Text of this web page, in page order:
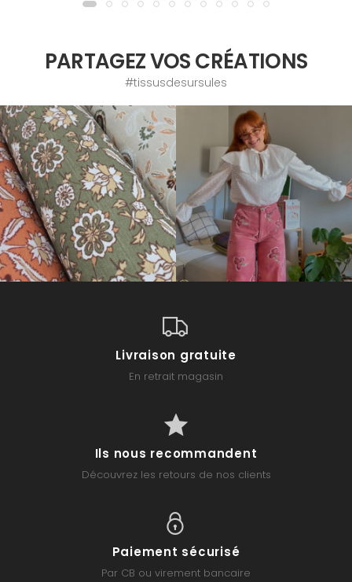
PARTAGEZ VOS CRÉATIONS
#tissusdesursules
Livraison gratuite
En retrait magasin
Ils nous recommandent
Découvrez les retours de nos clients
Paiement sécurisé
Par CB ou virement bancaire